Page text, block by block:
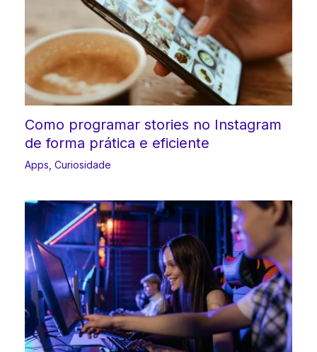
Como programar stories no Instagram
de forma prática e eficiente
Apps, Curiosidade